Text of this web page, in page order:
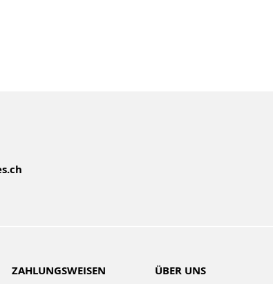
ZAHLUNGSWEISEN ÜBER UNS